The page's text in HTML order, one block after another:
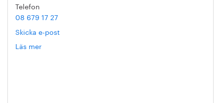
Telefon
08 679 17 27
Skicka e-post
Läs mer